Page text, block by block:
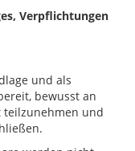
Verpflichtungen
und als
bewusst an
teilzunehmen und